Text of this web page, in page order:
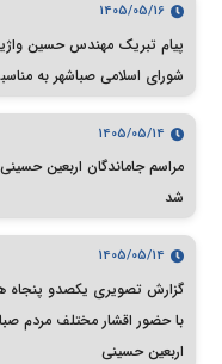
1405/05/16
پیام تبریک مهندس حسین
شورای اسلامی صباشهر به مناسبت ۱۷ مرداد ماه، روز
1405/05/14
مراسم جاماندگان اربعین
شد
1405/05/14
گزارش تصویری یکصدو
با حضور اقشار مختلف مردم
اربعین حسینی